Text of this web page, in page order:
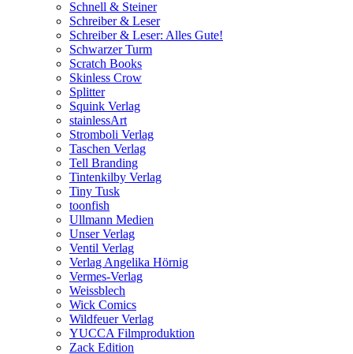
Schnell & Steiner
Schreiber & Leser
Schreiber & Leser: Alles Gute!
Schwarzer Turm
Scratch Books
Skinless Crow
Splitter
Squink Verlag
stainlessArt
Stromboli Verlag
Taschen Verlag
Tell Branding
Tintenkilby Verlag
Tiny Tusk
toonfish
Ullmann Medien
Unser Verlag
Ventil Verlag
Verlag Angelika Hörnig
Vermes-Verlag
Weissblech
Wick Comics
Wildfeuer Verlag
YUCCA Filmproduktion
Zack Edition